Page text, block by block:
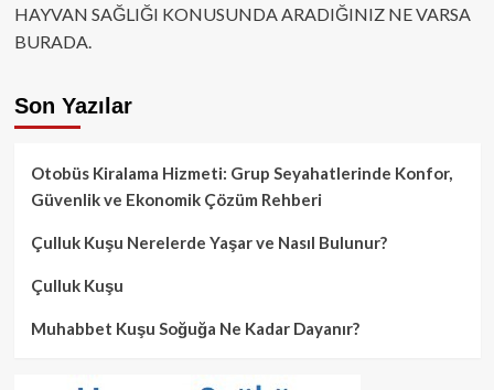
HAYVAN SAĞLIĞI KONUSUNDA ARADIĞINIZ NE VARSA
BURADA.
Son Yazılar
Otobüs Kiralama Hizmeti: Grup Seyahatlerinde Konfor,
Güvenlik ve Ekonomik Çözüm Rehberi
Çulluk Kuşu Nerelerde Yaşar ve Nasıl Bulunur?
Çulluk Kuşu
Muhabbet Kuşu Soğuğa Ne Kadar Dayanır?